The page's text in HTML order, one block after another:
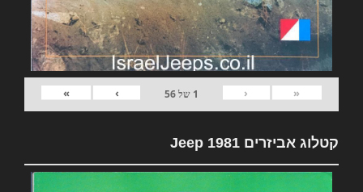
«
‹
1 של56
›
»
קטלוג אביזרים 1981 Jeep